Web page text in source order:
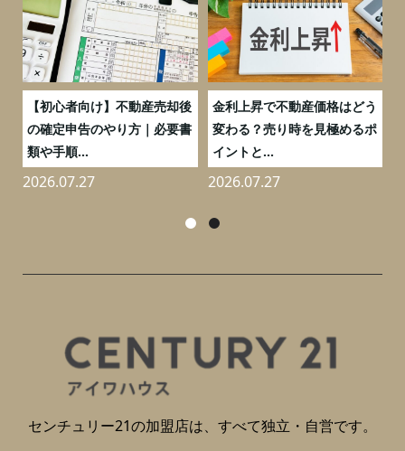
【初心者向け】不動産売却後
の確定申告のやり方｜必要書
類や手順...
2026.07.27
金利上昇で不動産価格はどう
変わる？売り時を見極めるポ
イントと...
2026.07.27
センチュリー21の加盟店は、すべて独立・自営です。